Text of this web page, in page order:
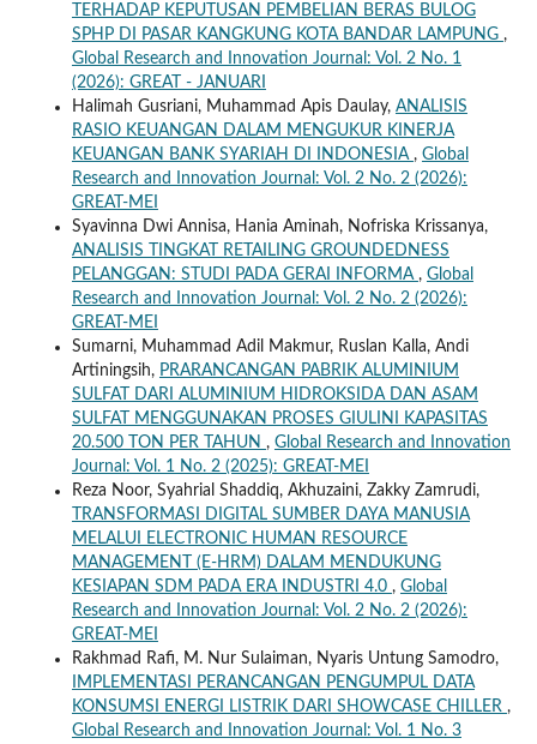
TERHADAP KEPUTUSAN PEMBELIAN BERAS BULOG
SPHP DI PASAR KANGKUNG KOTA BANDAR LAMPUNG ,
Global Research and Innovation Journal: Vol. 2 No. 1
(2026): GREAT - JANUARI
Halimah Gusriani, Muhammad Apis Daulay, ANALISIS
RASIO KEUANGAN DALAM MENGUKUR KINERJA
KEUANGAN BANK SYARIAH DI INDONESIA , Global
Research and Innovation Journal: Vol. 2 No. 2 (2026):
GREAT-MEI
Syavinna Dwi Annisa, Hania Aminah, Nofriska Krissanya,
ANALISIS TINGKAT RETAILING GROUNDEDNESS
PELANGGAN: STUDI PADA GERAI INFORMA , Global
Research and Innovation Journal: Vol. 2 No. 2 (2026):
GREAT-MEI
Sumarni, Muhammad Adil Makmur, Ruslan Kalla, Andi
Artiningsih, PRARANCANGAN PABRIK ALUMINIUM
SULFAT DARI ALUMINIUM HIDROKSIDA DAN ASAM
SULFAT MENGGUNAKAN PROSES GIULINI KAPASITAS
20.500 TON PER TAHUN , Global Research and Innovation
Journal: Vol. 1 No. 2 (2025): GREAT-MEI
Reza Noor, Syahrial Shaddiq, Akhuzaini, Zakky Zamrudi,
TRANSFORMASI DIGITAL SUMBER DAYA MANUSIA
MELALUI ELECTRONIC HUMAN RESOURCE
MANAGEMENT (E-HRM) DALAM MENDUKUNG
KESIAPAN SDM PADA ERA INDUSTRI 4.0 , Global
Research and Innovation Journal: Vol. 2 No. 2 (2026):
GREAT-MEI
Rakhmad Rafi, M. Nur Sulaiman, Nyaris Untung Samodro,
IMPLEMENTASI PERANCANGAN PENGUMPUL DATA
KONSUMSI ENERGI LISTRIK DARI SHOWCASE CHILLER ,
Global Research and Innovation Journal: Vol. 1 No. 3